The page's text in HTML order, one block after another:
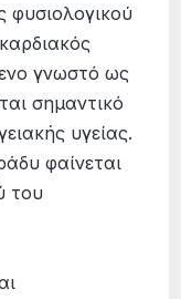
φυσιολογικού
γνωστό ως
σημαντικό
υγείας.
φαίνεται
του